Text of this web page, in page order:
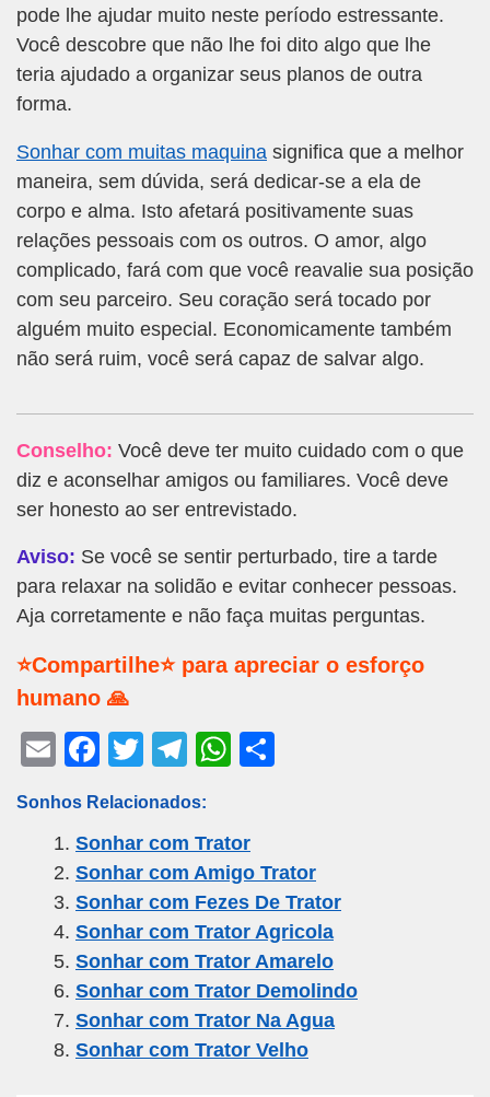
pode lhe ajudar muito neste período estressante.
Você descobre que não lhe foi dito algo que lhe
teria ajudado a organizar seus planos de outra
forma.
Sonhar com muitas maquina significa que a melhor
maneira, sem dúvida, será dedicar-se a ela de
corpo e alma. Isto afetará positivamente suas
relações pessoais com os outros. O amor, algo
complicado, fará com que você reavalie sua posição
com seu parceiro. Seu coração será tocado por
alguém muito especial. Economicamente também
não será ruim, você será capaz de salvar algo.
Conselho: Você deve ter muito cuidado com o que
diz e aconselhar amigos ou familiares. Você deve
ser honesto ao ser entrevistado.
Aviso: Se você se sentir perturbado, tire a tarde
para relaxar na solidão e evitar conhecer pessoas.
Aja corretamente e não faça muitas perguntas.
⭐Compartilhe⭐ para apreciar o esforço
humano 🙏
E
ail
F
c
e
b
o
o
k
T
tt
er
T
e
gr
a
m
W
s
A
p
p
Sonhos Relacionados:
Sonhar com Trator
Sonhar com Amigo Trator
Sonhar com Fezes De Trator
Sonhar com Trator Agricola
Sonhar com Trator Amarelo
Sonhar com Trator Demolindo
Sonhar com Trator Na Agua
Sonhar com Trator Velho